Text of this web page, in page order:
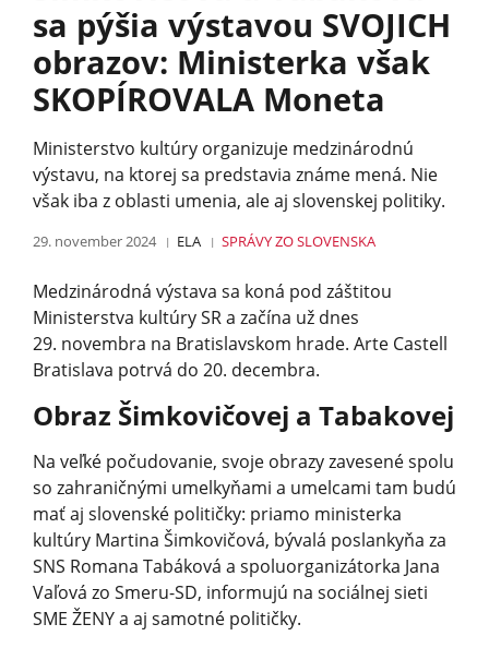
sa pýšia výstavou SVOJICH
obrazov: Ministerka však
SKOPÍROVALA Moneta
Ministerstvo kultúry organizuje medzinárodnú
výstavu, na ktorej sa predstavia známe mená. Nie
však iba z oblasti umenia, ale aj slovenskej politiky.
29. november 2024 ELA SPRÁVYZO SLOVENSKA
Medzinárodná výstava sa koná pod záštitou
Ministerstva kultúry SR a začína už dnes
29. novembra na Bratislavskom hrade. Arte Castell
Bratislava potrvá do 20. decembra.
Obraz Šimkovičovej a Tabakovej
Na veľké počudovanie, svoje obrazy zavesené spolu
so zahraničnými umelkyňami a umelcami tam budú
mať aj slovenské političky: priamo ministerka
kultúry Martina Šimkovičová, bývalá poslankyňa za
SNS Romana Tabáková a spoluorganizátorka Jana
Vaľová zo Smeru-SD, informujú na sociálnej sieti
SME ŽENY a aj samotné političky.